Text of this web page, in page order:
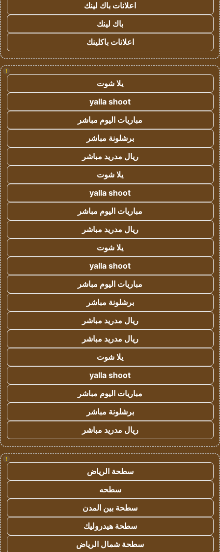
اعلانات باك لينك
باك لينك
اعلانات باكلينك
!
يلا شوت
yalla shoot
مباريات اليوم مباشر
برشلونة مباشر
ريال مدريد مباشر
يلا شوت
yalla shoot
مباريات اليوم مباشر
ريال مدريد مباشر
يلا شوت
yalla shoot
مباريات اليوم مباشر
برشلونة مباشر
ريال مدريد مباشر
ريال مدريد مباشر
يلا شوت
yalla shoot
مباريات اليوم مباشر
برشلونة مباشر
ريال مدريد مباشر
!
سطحة الرياض
سطحه
سطحة بين المدن
سطحة هيدروليك
سطحة شمال الرياض